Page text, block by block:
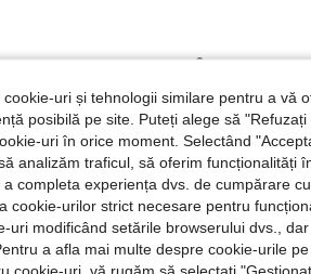
uri și tehnologii similare pentru a vă
posibilă pe site. Puteți alege să "Refuzați
uri în orice moment. Selectând
analizăm traficul, să oferim funcționalități
completa experiența dvs. de cumpărare
cookie-urilor strict necesare pentru
uri modificând setările browserului dvs.,
a afla mai multe despre cookie-urile
cookie-uri, vă rugăm să selectați